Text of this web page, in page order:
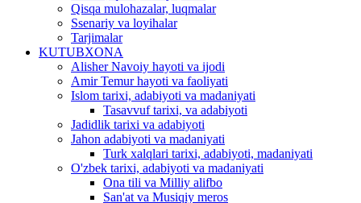
Qisqa mulohazalar, luqmalar
Ssenariy va loyihalar
Tarjimalar
KUTUBXONA
Alisher Navoiy hayoti va ijodi
Amir Temur hayoti va faoliyati
Islom tarixi, adabiyoti va madaniyati
Tasavvuf tarixi, va adabiyoti
Jadidlik tarixi va adabiyoti
Jahon adabiyoti va madaniyati
Turk xalqlari tarixi, adabiyoti, madaniyati
O'zbek tarixi, adabiyoti va madaniyati
Ona tili va Milliy alifbo
San'at va Musiqiy meros